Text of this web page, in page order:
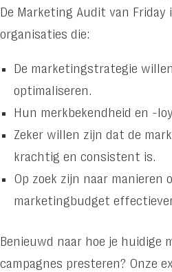
Request for proposal
Clients
Latest
news
De kracht
De Marketing Audit van Friday
organisaties die:
De marketingstrategie
optimaliseren.
Hun merkbekendheid en -
Zeker willen zijn dat de
krachtig en consistent is.
Op zoek zijn naar manieren
marketingbudget
Benieuwd naar hoe je huidige
campagnes presteren? Onze